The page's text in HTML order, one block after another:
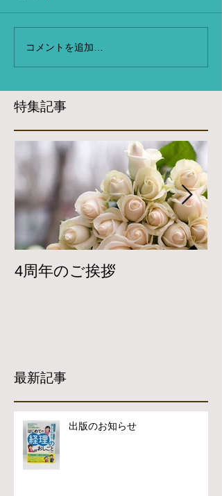
コメントを追加…
特集記事
4周年のご挨拶
最新記事
出版のお知らせ